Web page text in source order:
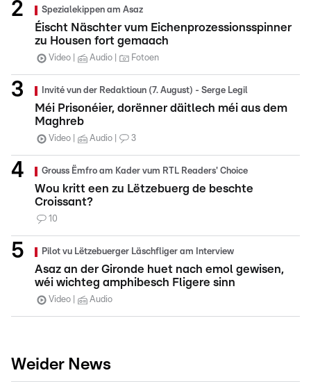
Spezialekippen am Asaz
Éischt Näschter vum Eichenprozessionsspinner
zu Housen fort gemaach
Video Audio Fotoen
Invité vun der Redaktioun (7. August) - Serge Legil
Méi Prisonéier, dorënner däitlech méi aus dem
Maghreb
Video Audio 3
Grouss Ëmfro am Kader vum RTL Readers' Choice
Wou kritt een zu Lëtzebuerg de beschte
Croissant?
10
Pilot vu Lëtzebuerger Läschfliger am Interview
Asaz an der Gironde huet nach emol gewisen,
wéi wichteg amphibesch Fligere sinn
Video Audio
Weider News